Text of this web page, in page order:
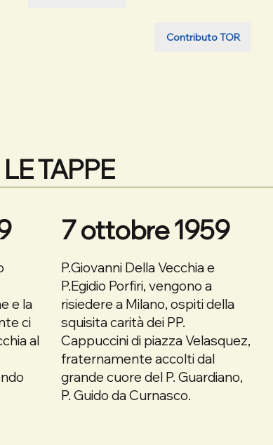
Contributo TOR
e la
ci
al
7 ottobre 1959
P.Giovanni Della Vecchia e
P.Egidio Porfiri, vengono a
risiedere a Milano, ospiti della
squisita carità dei PP.
Cappuccini di piazza Velasquez,
fraternamente accolti dal
grande cuore del P. Guardiano,
P. Guido da Curnasco.
LE TAPPE